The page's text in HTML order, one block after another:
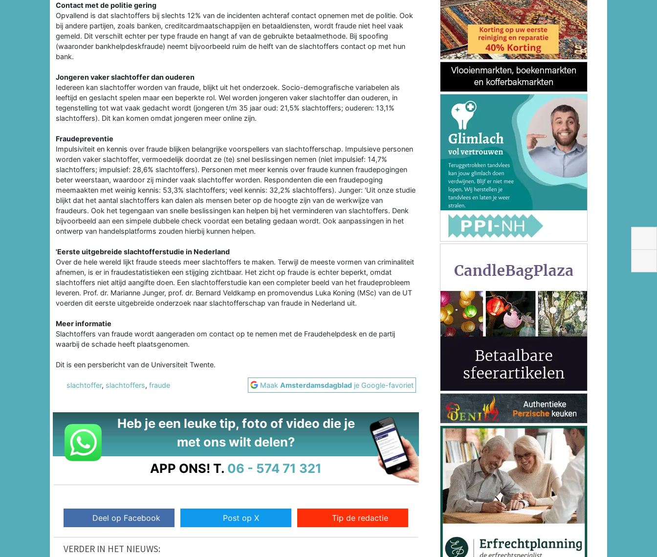
Contact met de politie gering
Opvallend is dat slachtoffers bij slechts 12% van de incidenten achteraf contact opnemen met de politie. Ook
bij andere partijen, zoals banken, creditcardmaatschappijen en betaaldiensten, wordt fraude niet heel vaak
gemeld. Dit verschilt echter per type fraude en hangt af van de gebruikte betaalmethode. Bij spoofing
(waaronder bankhelpdeskfraude) neemt bijvoorbeeld ruim de helft van de slachtoffers contact op met hun
bank.
Jongeren vaker slachtoffer dan ouderen
Iedereen kan slachtoffer worden van fraude, blijkt uit het onderzoek. Socio-demografische variabelen als
leeftijd en geslacht spelen maar een beperkte rol. Wel worden jongeren vaker slachtoffer dan ouderen, in
tegenstelling tot wat vaak gedacht wordt (jongeren t/m 35 jaar oud: 21,5% slachtoffers; ouderen: 13,1%
slachtoffers). Dit kan komen omdat jongeren meer online zijn.
Fraudepreventie
Impulsiviteit en kennis over fraude blijken belangrijke voorspellers van slachtofferschap. Impulsieve personen
worden vaker slachtoffer, vermoedelijk doordat ze (te) snel beslissingen nemen (niet impulsief: 14,7%
slachtoffers; impulsief: 28,6% slachtoffers). Personen met meer kennis over fraude kunnen fraudepogingen
beter weerstaan, waardoor zij minder vaak slachtoffer worden. Respondenten die een fraudepoging
meemaakten met weinig kennis: 53,3% slachtoffers; veel kennis: 32,2% slachtoffers). Junger: 'Uit onze studie
blijkt dat het aantal slachtoffers kan dalen als mensen beter op de hoogte zijn van de werkwijze van
fraudeurs. Ook het tegengaan van snelle beslissingen kan helpen bij het verminderen van slachtoffers. Denk
bijvoorbeeld aan een simpele dubbele check voordat een betaling gedaan wordt. Ook aanpassingen in het
ontwerp van handelsplatforms zouden hierbij kunnen helpen.
'Eerste uitgebreide slachtofferstudie in Nederland
Over de hele wereld lijkt fraude steeds meer slachtoffers te maken. Terwijl de meeste vormen van criminaliteit
afnemen, is er in fraudestatistieken een stijging zichtbaar. Het zicht op fraude is echter beperkt, omdat
slachtoffers niet altijd aangifte doen. Een slachtofferstudie kan een completer beeld van het fraudeprobleem
leveren. Prof. dr. Marianne Junger, prof. dr. Bernard Veldkamp en promovendus Luka Koning (MSc) van de UT
voerden dit eerste uitgebreide onderzoek naar slachtofferschap van fraude in Nederland uit.
Meer informatie
Slachtoffers van fraude wordt aangeraden om contact op te nemen met de Fraudehelpdesk en de partij
waarbij de schade heeft plaatsgenomen.
Dit is een persbericht van de Universiteit Twente.
slachtoffer, slachtoffers, fraude MaakAmsterdamsdagblad je Google-favoriet
Heb je een leuke tip, foto of video die je
met ons wilt delen?
APP ONS! T. 06 - 574 71 321
Deel op Facebook Post op X Tip de redactie
VERDER IN HET NIEUWS: